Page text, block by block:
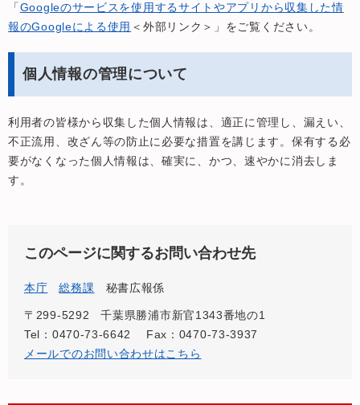
「Googleのサービスを使用するサイトやアプリから収集した情
報のGoogleによる使用 ＜外部リンク＞ 」をご覧ください。
個人情報の管理について
利用者の皆様から収集した個人情報は、適正に管理し、漏えい、
不正流用、改ざん等の防止に必要な措置を講じます。保有する必
要がなくなった個人情報は、確実に、かつ、速やかに消去しま
す。
このページに関するお問い合わせ先
本庁 総務課 秘書広報係
〒299-5292
千葉県勝浦市新官1343番地の1
Tel：0470-73-6642
Fax：0470-73-3937
メールでのお問い合わせはこちら